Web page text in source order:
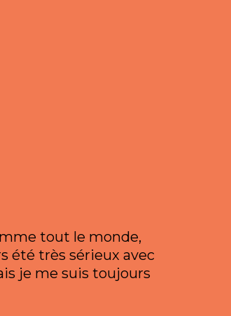
tout le monde,
été très sérieux avec
je me suis toujours